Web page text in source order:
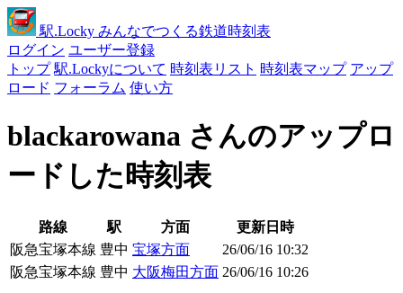
駅.Locky みんなでつくる鉄道時刻表
ログイン ユーザー登録
トップ 駅.Lockyについて 時刻表リスト 時刻表マップ アップ
ロード フォーラム 使い方
blackarowana さんのアップロ
ードした時刻表
路線 駅 方面
更新日時
阪急宝塚本線 豊中 宝塚方面
26/06/16 10:32
阪急宝塚本線 豊中 大阪梅田方面 26/06/16 10:26